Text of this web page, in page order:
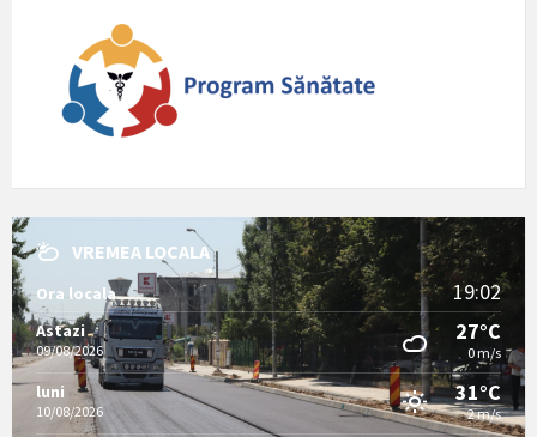
VREMEA LOCALA
Ora locala 19:02
Astazi
09/08/2026
27°C
0 m/s
luni
10/08/2026
31°C
2 m/s